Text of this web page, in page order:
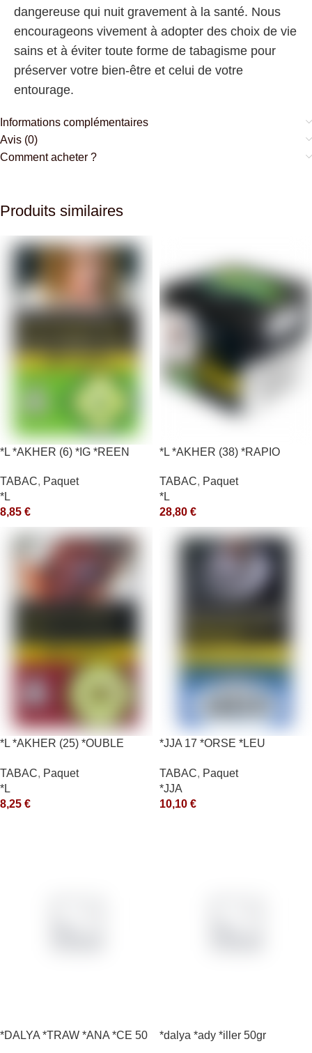
dangereuse qui nuit gravement à la santé. Nous
encourageons vivement à adopter des choix de vie
sains et à éviter toute forme de tabagisme pour
préserver votre bien-être et celui de votre
entourage.
Informations complémentaires
Avis (0)
Comment acheter ?
Produits similaires
*L *AKHER (6) *IG *REEN
TABAC, Paquet
*L
8,85 €
*L *AKHER (38) *RAPIO
TABAC, Paquet
*L
28,80 €
*L *AKHER (25) *OUBLE
TABAC, Paquet
*L
8,25 €
*JJA 17 *ORSE *LEU
TABAC, Paquet
*JJA
10,10 €
*DALYA *TRAW *ANA *CE 50
*dalya *ady *iller 50gr